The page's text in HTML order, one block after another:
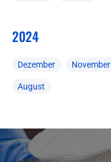
2024
Dezember November
August